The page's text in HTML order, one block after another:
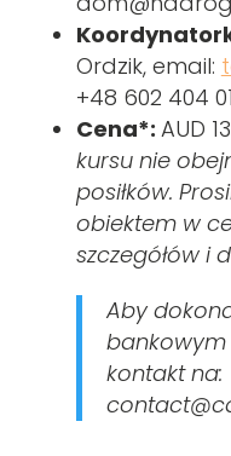
Ordzik, email:
+48 602 404
Cena*: AUD
kursu nie
posiłków.
obiektem w
szczegółów i
Aby
kontakt na: